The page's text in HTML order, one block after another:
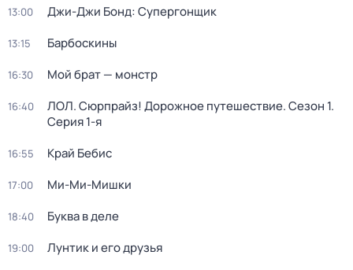
13:00 Джи-Джи Бонд: Супергонщик
13:15 Барбоскины
16:30 Мой брат — монстр
16:40 ЛОЛ. Сюрпрайз! Дорожное путешествие. Сезон 1.
Серия 1-я
16:55 Край Бебис
17:00 Ми-Ми-Мишки
18:40 Буква в деле
19:00 Лунтик и его друзья